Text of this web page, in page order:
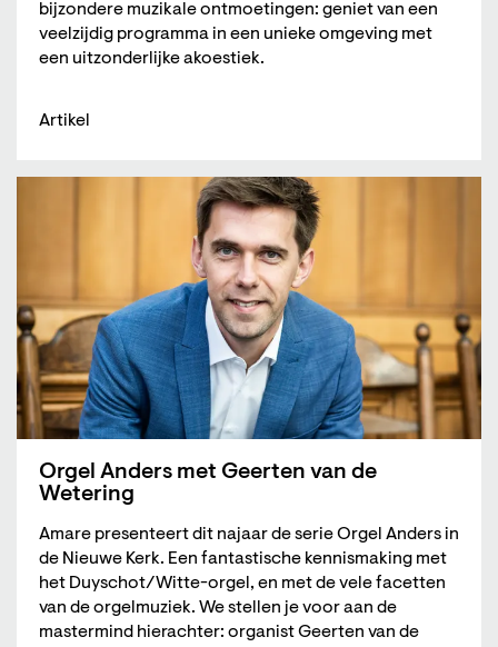
bijzondere muzikale ontmoetingen: geniet van een
veelzijdig programma in een unieke omgeving met
een uitzonderlijke akoestiek.
Artikel
Orgel Anders met Geerten van de
Wetering
Amare presenteert dit najaar de serie Orgel Anders in
de Nieuwe Kerk. Een fantastische kennismaking met
het Duyschot/Witte-orgel, en met de vele facetten
van de orgelmuziek. We stellen je voor aan de
mastermind hierachter: organist Geerten van de